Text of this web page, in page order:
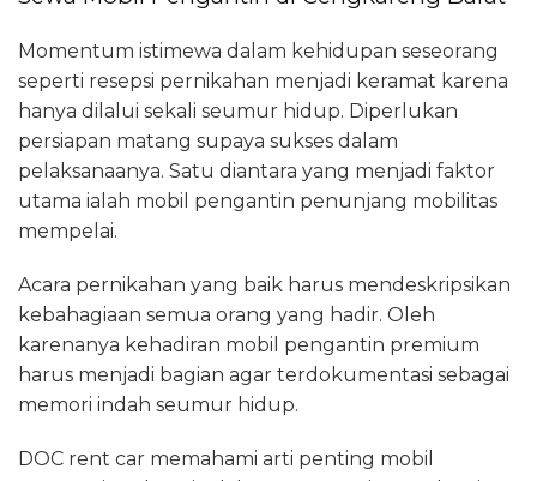
Momentum istimewa dalam kehidupan seseorang
seperti resepsi pernikahan menjadi keramat karena
hanya dilalui sekali seumur hidup. Diperlukan
persiapan matang supaya sukses dalam
pelaksanaanya. Satu diantara yang menjadi faktor
utama ialah mobil pengantin penunjang mobilitas
mempelai.
Acara pernikahan yang baik harus mendeskripsikan
kebahagiaan semua orang yang hadir. Oleh
karenanya kehadiran mobil pengantin premium
harus menjadi bagian agar terdokumentasi sebagai
memori indah seumur hidup.
DOC rent car memahami arti penting mobil